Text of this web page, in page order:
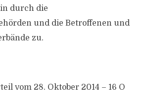
durch die
und die Betroffenen und
zu.
vom 28. Oktober 2014 – 16 O